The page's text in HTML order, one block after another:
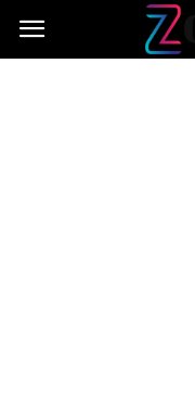
Zouza.pl